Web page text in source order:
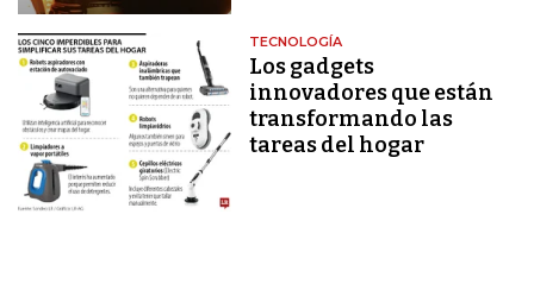
TECNOLOGÍA
Los gadgets
innovadores que están
transformando las
tareas del hogar